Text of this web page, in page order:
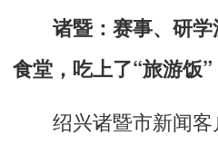
诸暨：赛事、研
食堂，吃上了“旅游饭”
绍兴诸暨市新闻客